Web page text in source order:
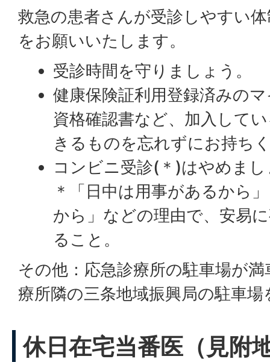
救急の患者さんが受診しやすい
をお願いいたします。
受診時間を守りましょう。
健康保険証利用登録済みの
資格確認書など、加入して
きるものを忘れずにお持ち
コンビニ受診(＊)はやめま
＊「日中は用事があるから
から」などの理由で、安易
ること。
その他：応急診療所の駐車場が
療所隣の三条地域振興局の駐車
休日在宅当番医（見附